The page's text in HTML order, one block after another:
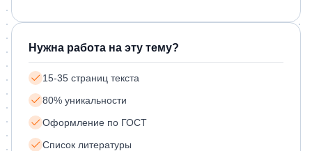
Нужна работа на эту тему?
15-35 страниц текста
80% уникальности
Оформление по ГОСТ
Список литературы